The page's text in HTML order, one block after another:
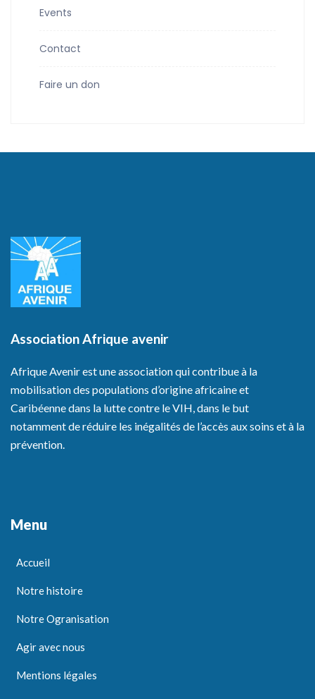
Events
Contact
Faire un don
Association Afrique avenir
Afrique Avenir est une association qui contribue à la
mobilisation des populations d’origine africaine et
Caribéenne dans la lutte contre le VIH, dans le but
notamment de réduire les inégalités de l’accès aux soins et à la
prévention.
Menu
Accueil
Notre histoire
Notre Ogranisation
Agir avec nous
Mentions légales